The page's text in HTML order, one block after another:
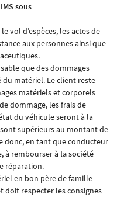
sous
vol d’espèces, les actes de
aux personnes ainsi que
que des dommages
matériel. Le client reste
matériels et corporels
dommage, les frais de
du véhicule seront à la
supérieurs au montant de
donc, en tant que conducteur
à rembourser à la société
réparation.
en bon père de famille
doit respecter les consignes